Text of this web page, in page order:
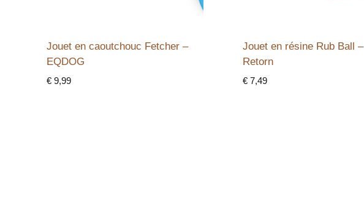
Jouet en caoutchouc Fetcher –
EQDOG
€9,99
Jouet en résine Rub Ball –
Retorn
€ 7,49